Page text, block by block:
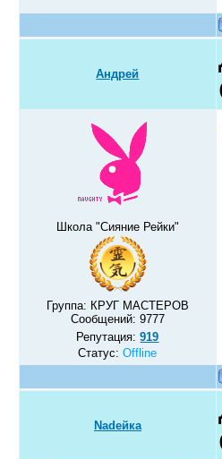
Андрей
Школа "Сияние Рейки"
Группа: КРУГ МАСТЕРОВ
Сообщений: 9777
Репутация:919
Статус:Offline
Nadeйка